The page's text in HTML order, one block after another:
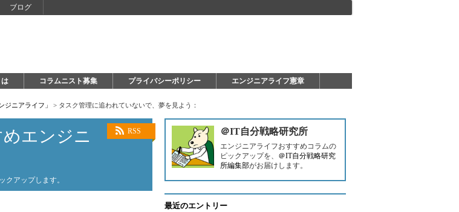
ブログ
は コラムニスト募集 プライバシーポリシー エンジニアライフ憲章
ジニアライフ」 > タスク管理に追われていないで、夢を見よう：
RSS
エンジニ
クアップします。
＠IT自分戦略研究所
エンジニアライフおすすめコラムの
ピックアップを、 ＠IT自分戦略研究
所編集部がお届けします。
最近のエントリー